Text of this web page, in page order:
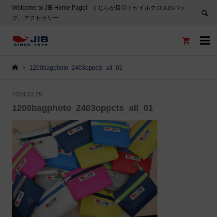
Welcome to JIB Home Page! ‐ くじらが目印！セイルクロスのバッ
グ、アクセサリー


1200bagphoto_2403oppcts_all_01
2024.03.25
1200bagphoto_2403oppcts_all_01